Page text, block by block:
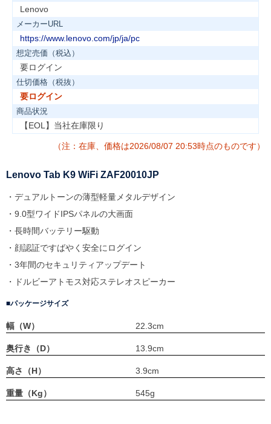
Lenovo
メーカーURL
https://www.lenovo.com/jp/ja/pc
想定売価（税込）
要ログイン
仕切価格（税抜）
要ログイン
商品状況
【EOL】当社在庫限り
（注：在庫、価格は2026/08/07 20:53時点のものです）
Lenovo Tab K9 WiFi ZAF20010JP
・デュアルトーンの薄型軽量メタルデザイン
・9.0型ワイドIPSパネルの大画面
・長時間バッテリー駆動
・顔認証ですばやく安全にログイン
・3年間のセキュリティアップデート
・ドルビーアトモス対応ステレオスピーカー
パッケージサイズ
幅（W） 22.3cm
奥行き（D） 13.9cm
高さ（H） 3.9cm
重量（Kg） 545g